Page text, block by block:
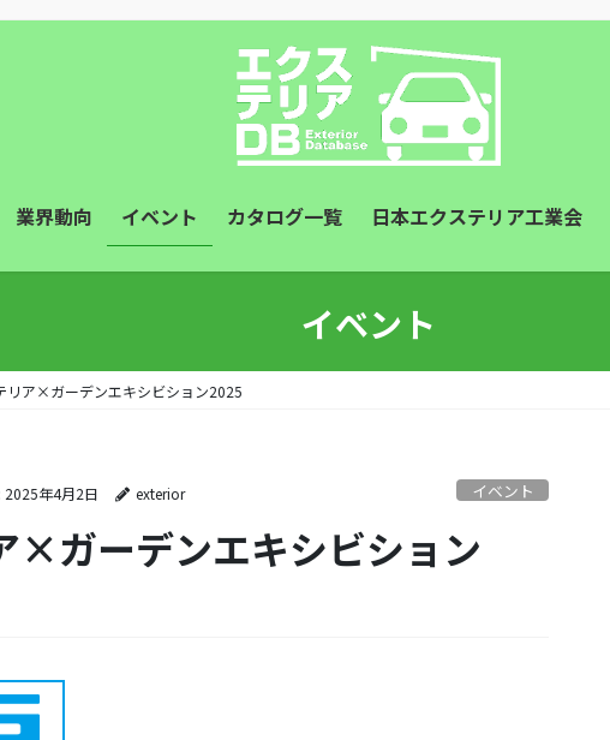
業界動向 イベント カタログ一覧 日本エクステリア工業会
イベント
リア×ガーデンエキシビション2025
2025年4月2日 exterior イベント
×ガーデンエキシビション